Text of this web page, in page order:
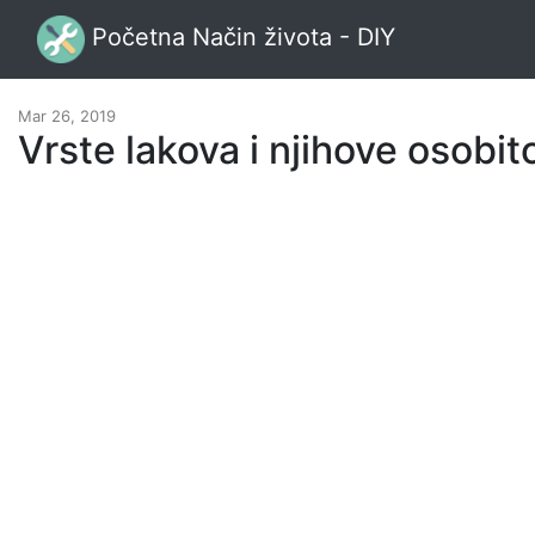
Početna Način života - DIY
Mar 26, 2019
Vrste lakova i njihove